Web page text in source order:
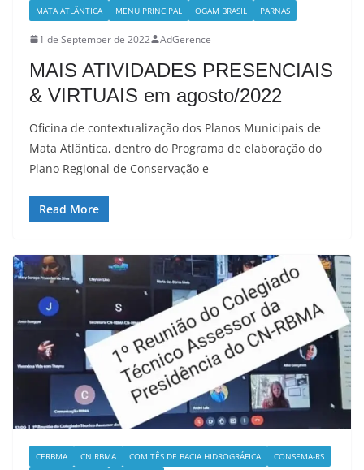
MATA ATLÂNTICA MENU PRINCIPAL OGAM BRASIL PARNAS
1 de September de 2022 AdGerence
MAIS ATIVIDADES PRESENCIAIS
& VIRTUAIS em agosto/2022
Oficina de contextualização dos Planos Municipais de
Mata Atlântica, dentro do Programa de elaboração do
Plano Regional de Conservação e
Read More
CERBMA CN RBMA COMITÊS DE BACIA HIDROGRÁFICA
CONSEMA-RS